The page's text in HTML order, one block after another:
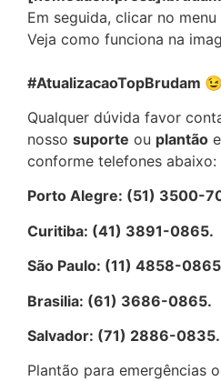
Em seguida, clicar no menu
Veja como funciona na
#AtualizacaoTopBrudam 😉
Qualquer dúvida favor
nosso suporte ou plantão
conforme telefones abaixo:
Porto Alegre: (51) 3500-
Curitiba: (41) 3891-0865.
São Paulo: (11) 4858-
Brasilia: (61) 3686-0865.
Salvador: (71) 2886-0835.
Plantão para emergências